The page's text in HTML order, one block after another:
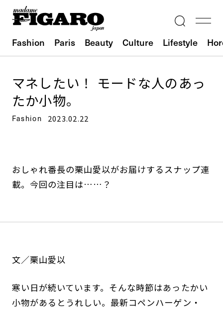
Fashion Paris Beauty Culture Lifestyle
マネしたい！ モードな人のあっ
たか小物。
Fashion 2023.02.22
おしゃれ番長の栗山愛以がお届けするスナップ連
載。今回の注目は……？
文／栗山愛以
寒い日が続いています。そんな時節はあったかい
小物があるとうれしい。最新コペンハーゲン・